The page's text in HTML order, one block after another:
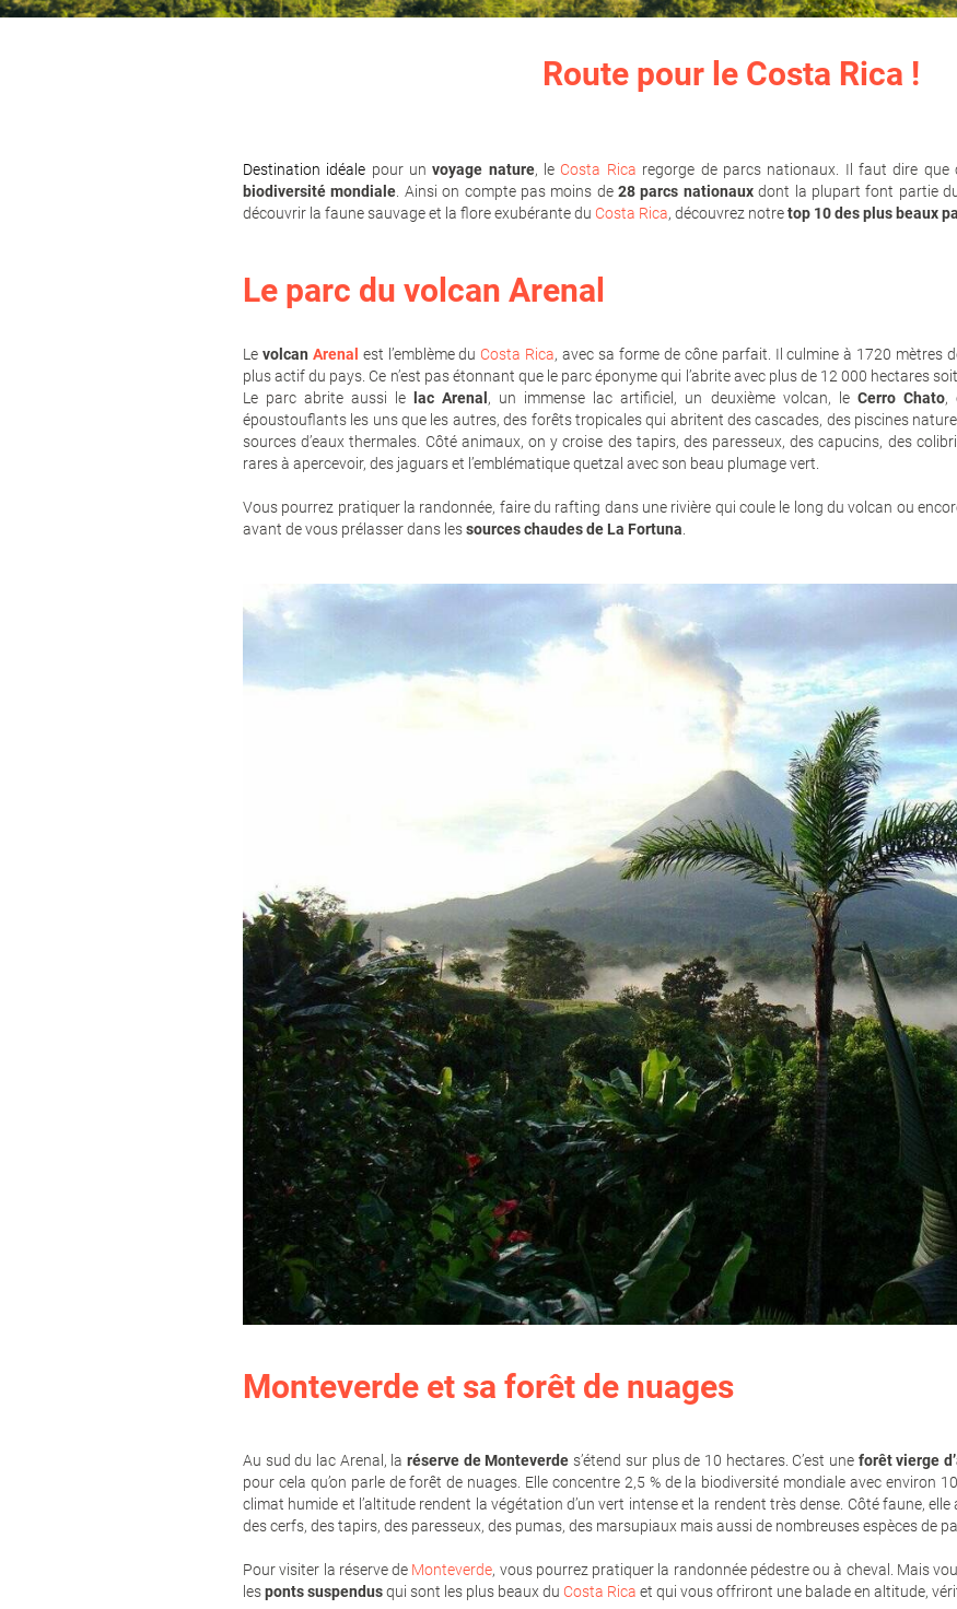
Route pour le Costa Rica !
Destination idéale pour unvoyage nature, le Costa Rica regorge de parcs nationaux. Il faut dire
biodiversité mondiale. Ainsi on compte pas moins de28 parcs nationauxdont la plupart font partie du
découvrir la faune sauvage et la flore exubérante du Costa Rica, découvrez notretop 10 des plus beaux
Le parc du volcan Arenal
Le volcan Arenal est l’emblème du Costa Rica, avec sa forme de cône parfait. Il culmine à 1720 mètres
plus actif du pays. Ce n’est pas étonnant que le parc éponyme qui l’abrite avec plus de 12 000 hectares
Le parc abrite aussi le
lac Arenal , un immense lac artificiel, un deuxième volcan, le Cerro Chato,
époustouflants les uns que les autres, des forêts tropicales qui abritent des cascades, des piscines
sources d’eaux thermales. Côté animaux, on y croise des tapirs, des paresseux, des capucins, des
rares à apercevoir, des jaguars et l’emblématique quetzal avec son beau plumage vert.
Vous pourrez pratiquer la randonnée, faire du rafting dans une rivière qui coule le long du volcan ou
avant de vous prélasser dans lessources chaudes de La Fortuna.
Monteverde et sa forêt de nuages
Au sud du lac Arenal, laréserve de Monteverde s’étend sur plus de 10 hectares. C’est une forêt vierge
pour cela qu’on parle de forêt de nuages. Elle concentre 2,5 % de la biodiversité mondiale avec environ
climat humide et l’altitude rendent la végétation d’un vert intense et la rendent très dense. Côté faune,
des cerfs, des tapirs, des paresseux, des pumas, des marsupiaux mais aussi de nombreuses espèces de
Pour visiter la réserve de Monteverde, vous pourrez pratiquer la randonnée pédestre ou à cheval. Mais
lesponts suspendusqui sont les plus beaux du Costa Rica et qui vous offriront une balade en altitude,